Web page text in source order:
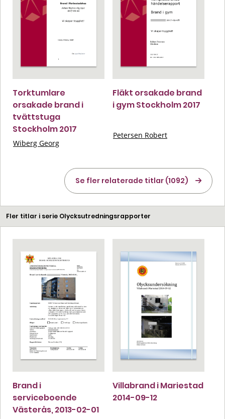
Torktumlare
orsakade brand i
tvättstuga
Stockholm 2017
Wiberg Georg
Fläkt orsakade brand
i gym Stockholm 2017
Petersen Robert
Se fler relaterade titlar (1092)
Fler titlar i serie Olycksutredningsrapporter
Brand i
serviceboende
Västerås, 2013-02-01
Villabrand i Mariestad
2014-09-12